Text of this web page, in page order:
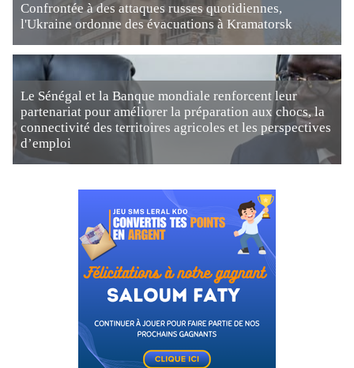
Confrontée à des attaques russes quotidiennes,
l'Ukraine ordonne des évacuations à Kramatorsk
Le Sénégal et la Banque mondiale renforcent leur
partenariat pour améliorer la préparation aux chocs, la
connectivité des territoires agricoles et les perspectives
d’emploi